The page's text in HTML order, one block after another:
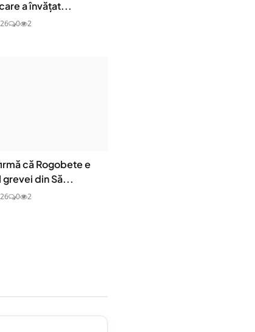
a învățat...
0 2
că Rogobete e
grevei din Să...
0 2